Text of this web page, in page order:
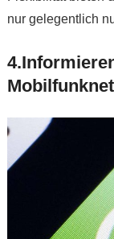
nur gelegentlich